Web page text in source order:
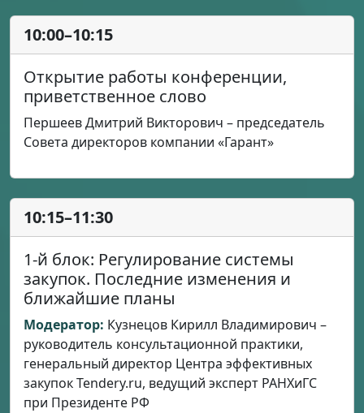
10:00–10:15
Открытие работы конференции,
приветственное слово
Першеев Дмитрий Викторович – председатель
Совета директоров компании «Гарант»
10:15–11:30
1-й блок: Регулирование системы
закупок. Последние изменения и
ближайшие планы
Модератор: Кузнецов Кирилл Владимирович –
руководитель консультационной практики,
генеральный директор Центра эффективных
закупок Tendery.ru, ведущий эксперт РАНХиГС
при Президенте РФ